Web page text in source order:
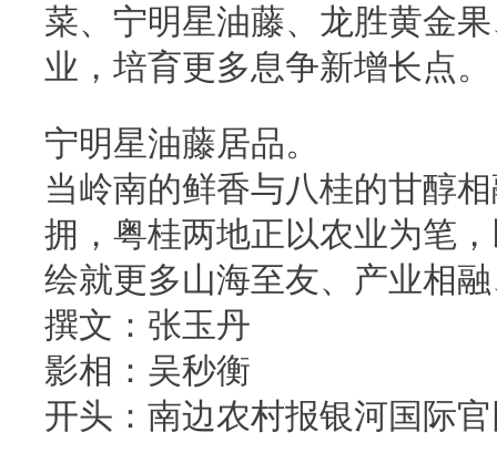
菜、宁明星油藤、龙胜黄金
业，培育更多息争新增长点。
宁明星油藤居品。
当岭南的鲜香与八桂的甘醇
拥，粤桂两地正以农业为笔
绘就更多山海至友、产业相
撰文：张玉丹
影相：吴秒衡
开头：南边农村报银河国际